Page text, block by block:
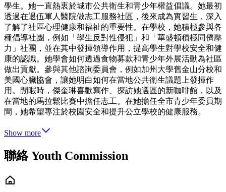
學生。她一直熱衷於城市公共衛生和青少年權益倡議。她最初
透過在退伍軍人醫院做志工服務社區，後來成為實習生，深入
了解了社區心理健康和福祉的重要性。在學校，她積極參與各
種倡導社團​​，例如「學生反對性侵犯」和「華盛頓積極同儕壓
力」社團，並在其中發揮領導作用，提高學生對學校安全和健
康的認識。她學會如何透過食物募款和青少年外展活動為社區
做出貢獻。參與其他諮詢委員會，例如加州大學舊金山分校和
美國心臟協會，讓她明白如何在當地公共衛生議題上發揮作
用。閒暇時，傑奎琳喜歡寫作、探訪她選區的新咖啡館，以及
在當地的馬拉鬆比賽中擔任志工。在她擔任全市青少年委員期
間，她希望專注於校園安全和提升公立學校的健康服務。
Show more
聯絡 Youth Commission